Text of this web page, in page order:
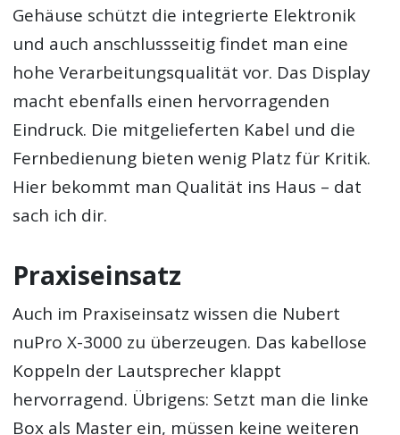
Gehäuse schützt die integrierte Elektronik
und auch anschlussseitig findet man eine
hohe Verarbeitungsqualität vor. Das Display
macht ebenfalls einen hervorragenden
Eindruck. Die mitgelieferten Kabel und die
Fernbedienung bieten wenig Platz für Kritik.
Hier bekommt man Qualität ins Haus – dat
sach ich dir.
Praxiseinsatz
Auch im Praxiseinsatz wissen die Nubert
nuPro X-3000 zu überzeugen. Das kabellose
Koppeln der Lautsprecher klappt
hervorragend. Übrigens: Setzt man die linke
Box als Master ein, müssen keine weiteren